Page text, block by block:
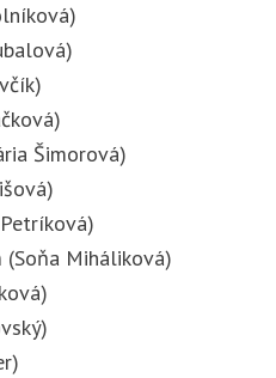
Šimorová)
(Soňa Miháliková)